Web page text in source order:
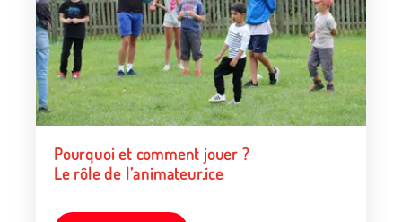
Pourquoi et comment jouer ?
Le rôle de l’animateur.ice